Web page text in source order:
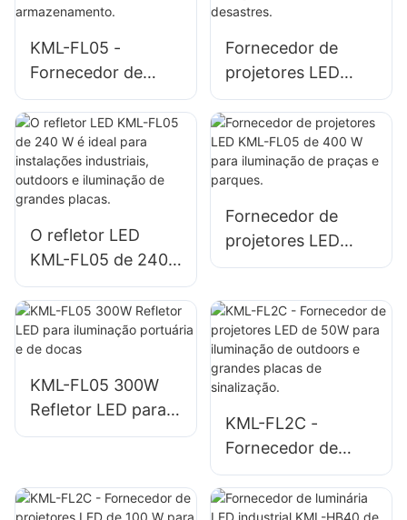
edifícios e
KML-FL05 -
Fornecedor de
projetores LED de
150 W para
iluminação de
estacionamentos e
áreas de
Fornecedor de
projetores LED
KML-FL05 de 200
W para iluminação
de emergência e
locais de desastres.
O refletor LED
KML-FL05 de 240
W é ideal para
instalações
industriais,
outdoors e
iluminação de
grandes placas.
Fornecedor de
projetores LED
KML-FL05 de 400
de praças e
parques.
KML-FL05 300W
Refletor LED para
iluminação
docas
KML-FL2C -
Fornecedor de
projetores LED de
50W para